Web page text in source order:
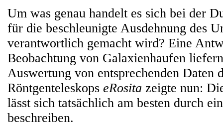
Um was genau handelt es sich bei der
für die beschleunigte Ausdehnung des
verantwortlich gemacht wird? Eine
Beobachtung von Galaxienhaufen
Auswertung von entsprechenden Daten
Röntgenteleskops eRosita zeigte nun:
lässt sich tatsächlich am besten durch
beschreiben.